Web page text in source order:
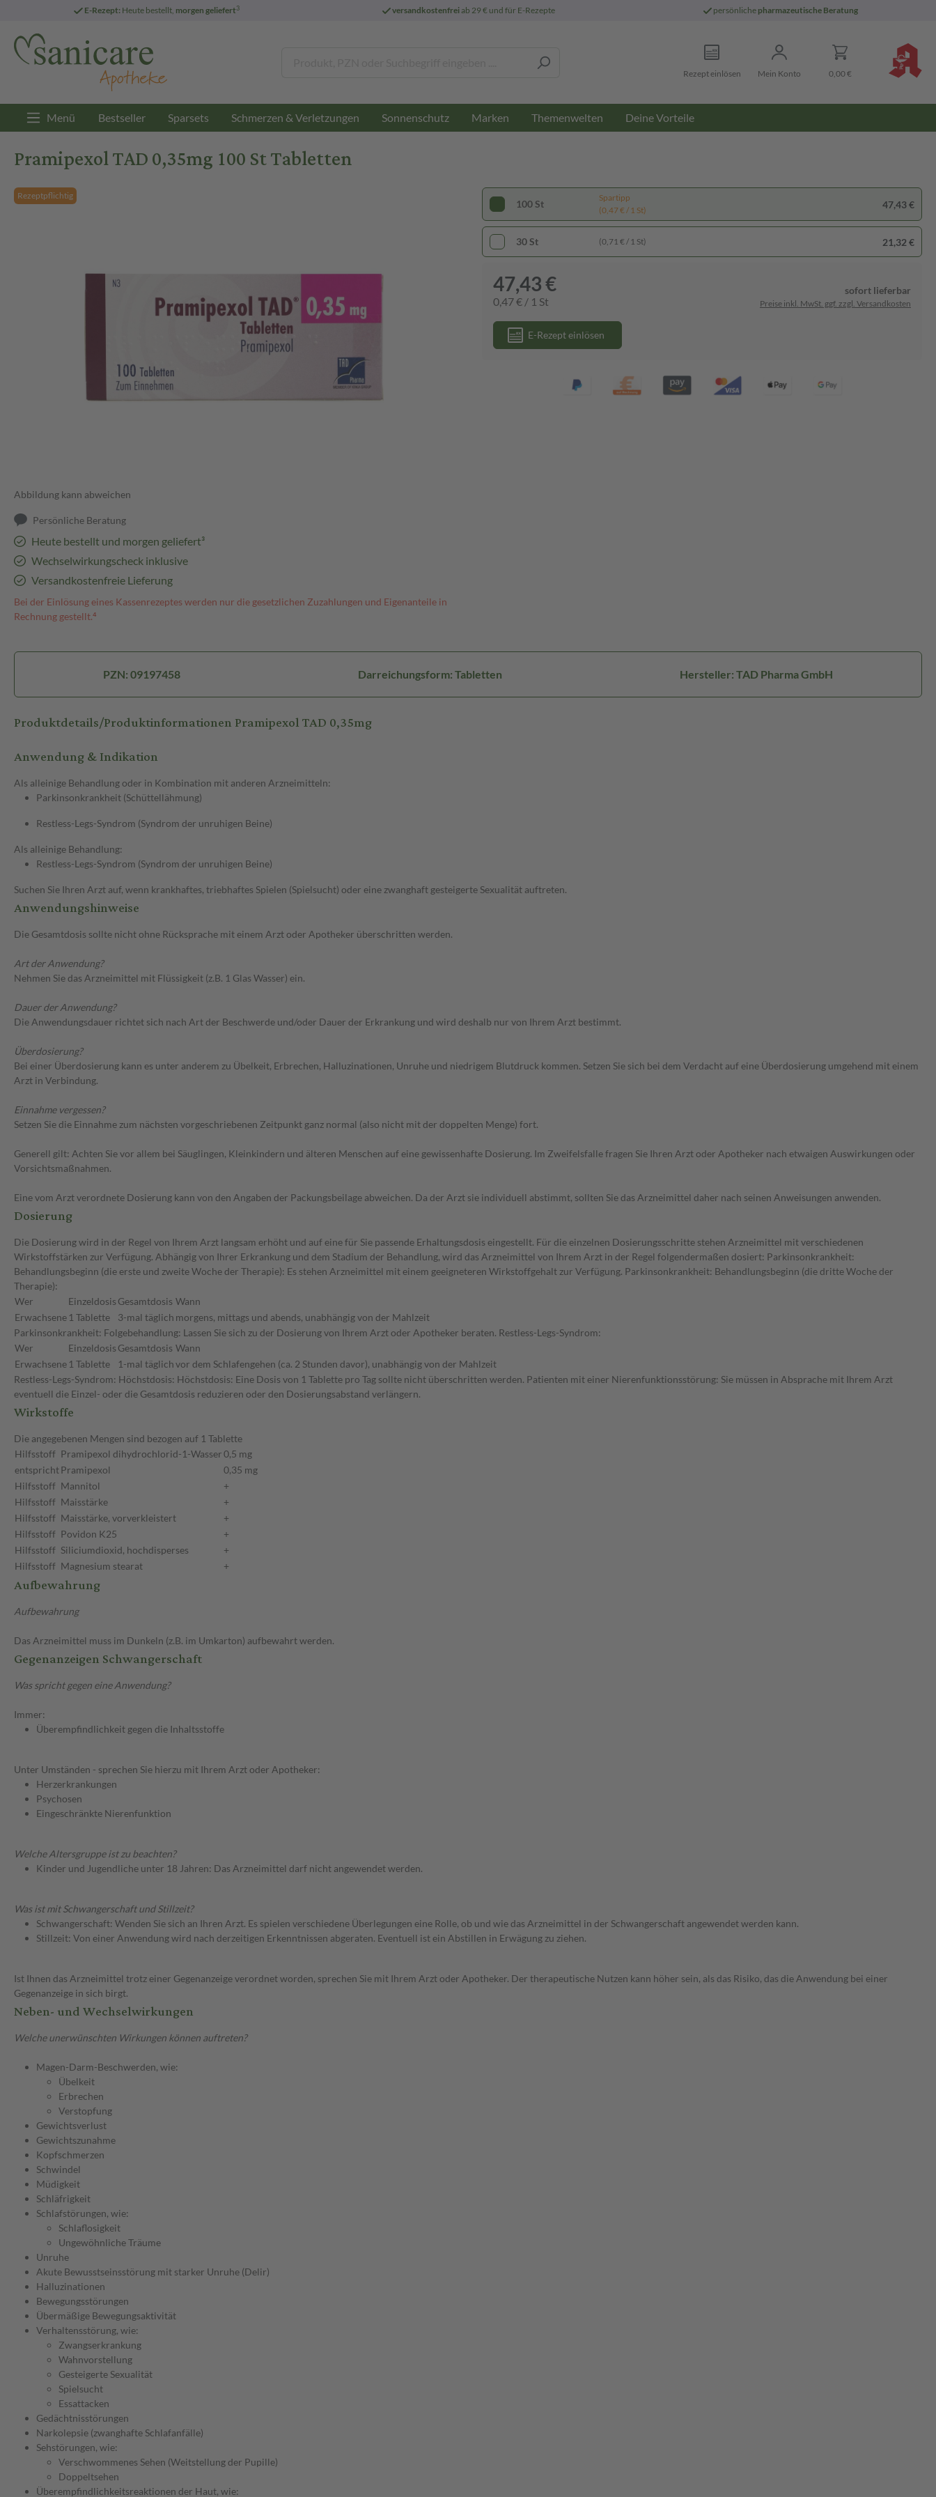
E-Rezept: Heute bestellt, morgen geliefert3 versandkostenfreiab 29 € und für E-Rezepte persönliche pharmazeutische Beratung
Rezept einlösen Mein Konto 0,00 €
Menü Bestseller Sparsets Schmerzen & Verletzungen Sonnenschutz Marken Themenwelten Deine Vorteile
Pramipexol TAD 0,35mg 100 St Tabletten
Rezeptpflichtig
Abbildung kann abweichen
Persönliche Beratung
Heute bestellt und morgen geliefert³
Wechselwirkungscheck inklusive
Versandkostenfreie Lieferung
Bei der Einlösung eines Kassenrezeptes werden nur die gesetzlichen Zuzahlungen und Eigenanteile in
Rechnung gestellt.⁴
100 St
Spartipp
(0,47 € / 1 St)
47,43 €
30 St (0,71 € / 1 St) 21,32 €
47,43 €
0,47 € / 1 St
sofort lieferbar
Preise inkl. MwSt. ggf. zzgl. Versandkosten
E-Rezept einlösen
PZN: 09197458 Darreichungsform: Tabletten Hersteller: TAD Pharma GmbH
Produktdetails/Produktinformationen Pramipexol TAD 0,35mg
Anwendung & Indikation
Als alleinige Behandlung oder in Kombination mit anderen Arzneimitteln:
Parkinsonkrankheit (Schüttellähmung)
Restless-Legs-Syndrom (Syndrom der unruhigen Beine)
Als alleinige Behandlung:
Restless-Legs-Syndrom (Syndrom der unruhigen Beine)
Suchen Sie Ihren Arzt auf, wenn krankhaftes, triebhaftes Spielen (Spielsucht) oder eine zwanghaft gesteigerte Sexualität auftreten.
Anwendungshinweise
Die Gesamtdosis sollte nicht ohne Rücksprache mit einem Arzt oder Apotheker überschritten werden.
Art der Anwendung?
Nehmen Sie das Arzneimittel mit Flüssigkeit (z.B. 1 Glas Wasser) ein.
Dauer der Anwendung?
Die Anwendungsdauer richtet sich nach Art der Beschwerde und/oder Dauer der Erkrankung und wird deshalb nur von Ihrem Arzt bestimmt.
Überdosierung?
Bei einer Überdosierung kann es unter anderem zu Übelkeit, Erbrechen, Halluzinationen, Unruhe und niedrigem Blutdruck kommen. Setzen Sie sich bei dem Verdacht auf eine Überdosierung umgehend mit einem
Arzt in Verbindung.
Einnahme vergessen?
Setzen Sie die Einnahme zum nächsten vorgeschriebenen Zeitpunkt ganz normal (also nicht mit der doppelten Menge) fort.
Generell gilt: Achten Sie vor allem bei Säuglingen, Kleinkindern und älteren Menschen auf eine gewissenhafte Dosierung. Im Zweifelsfalle fragen Sie Ihren Arzt oder Apotheker nach etwaigen Auswirkungen oder
Vorsichtsmaßnahmen.
Eine vom Arzt verordnete Dosierung kann von den Angaben der Packungsbeilage abweichen. Da der Arzt sie individuell abstimmt, sollten Sie das Arzneimittel daher nach seinen Anweisungen anwenden.
Dosierung
Die Dosierung wird in der Regel von Ihrem Arzt langsam erhöht und auf eine für Sie passende Erhaltungsdosis eingestellt. Für die einzelnen Dosierungsschritte stehen Arzneimittel mit verschiedenen
Wirkstoffstärken zur Verfügung. Abhängig von Ihrer Erkrankung und dem Stadium der Behandlung, wird das Arzneimittel von Ihrem Arzt in der Regel folgendermaßen dosiert: Parkinsonkrankheit:
Behandlungsbeginn (die erste und zweite Woche der Therapie): Es stehen Arzneimittel mit einem geeigneteren Wirkstoffgehalt zur Verfügung. Parkinsonkrankheit: Behandlungsbeginn (die dritte Woche der
Therapie):
Wer
Einzeldosis Gesamtdosis Wann
Erwachsene 1 Tablette 3-mal täglich morgens, mittags und abends, unabhängig von der Mahlzeit
Parkinsonkrankheit: Folgebehandlung: Lassen Sie sich zu der Dosierung von Ihrem Arzt oder Apotheker beraten. Restless-Legs-Syndrom:
Wer
Einzeldosis Gesamtdosis Wann
Erwachsene 1 Tablette 1-mal täglichvor dem Schlafengehen (ca. 2 Stunden davor), unabhängig von der Mahlzeit
Restless-Legs-Syndrom: Höchstdosis: Höchstdosis: Eine Dosis von 1 Tablette pro Tag sollte nicht überschritten werden. Patienten mit einer Nierenfunktionsstörung: Sie müssen in Absprache mit Ihrem Arzt
eventuell die Einzel- oder die Gesamtdosis reduzieren oder den Dosierungsabstand verlängern.
Wirkstoffe
Die angegebenen Mengen sind bezogen auf 1 Tablette
Hilfsstoff Pramipexol dihydrochlorid-1-Wasser0,5 mg
entsprichtPramipexol
0,35 mg
Hilfsstoff Mannitol
+
Hilfsstoff Maisstärke
+
Hilfsstoff Maisstärke, vorverkleistert
+
Hilfsstoff Povidon K25
+
Hilfsstoff Siliciumdioxid, hochdisperses
+
Hilfsstoff Magnesium stearat +
Aufbewahrung
Aufbewahrung
Das Arzneimittel muss im Dunkeln (z.B. im Umkarton) aufbewahrt werden.
Gegenanzeigen Schwangerschaft
Was spricht gegen eine Anwendung?
Immer:
Überempfindlichkeit gegen die Inhaltsstoffe
Unter Umständen - sprechen Sie hierzu mit Ihrem Arzt oder Apotheker:
Herzerkrankungen
Psychosen
Eingeschränkte Nierenfunktion
Welche Altersgruppe ist zu beachten?
Kinder und Jugendliche unter 18 Jahren: Das Arzneimittel darf nicht angewendet werden.
Was ist mit Schwangerschaft und Stillzeit?
Schwangerschaft: Wenden Sie sich an Ihren Arzt. Es spielen verschiedene Überlegungen eine Rolle, ob und wie das Arzneimittel in der Schwangerschaft angewendet werden kann.
Stillzeit: Von einer Anwendung wird nach derzeitigen Erkenntnissen abgeraten. Eventuell ist ein Abstillen in Erwägung zu ziehen.
Ist Ihnen das Arzneimittel trotz einer Gegenanzeige verordnet worden, sprechen Sie mit Ihrem Arzt oder Apotheker. Der therapeutische Nutzen kann höher sein, als das Risiko, das die Anwendung bei einer
Gegenanzeige in sich birgt.
Neben- und Wechselwirkungen
Welche unerwünschten Wirkungen können auftreten?
Magen-Darm-Beschwerden, wie:
Übelkeit
Erbrechen
Verstopfung
Gewichtsverlust
Gewichtszunahme
Kopfschmerzen
Schwindel
Müdigkeit
Schläfrigkeit
Schlafstörungen, wie:
Schlaflosigkeit
Ungewöhnliche Träume
Unruhe
Akute Bewusstseinsstörung mit starker Unruhe (Delir)
Halluzinationen
Bewegungsstörungen
Übermäßige Bewegungsaktivität
Verhaltensstörung, wie:
Zwangserkrankung
Wahnvorstellung
Gesteigerte Sexualität
Spielsucht
Essattacken
Gedächtnisstörungen
Narkolepsie (zwanghafte Schlafanfälle)
Sehstörungen, wie:
Verschwommenes Sehen (Weitstellung der Pupille)
Doppeltsehen
Überempfindlichkeitsreaktionen der Haut, wie: